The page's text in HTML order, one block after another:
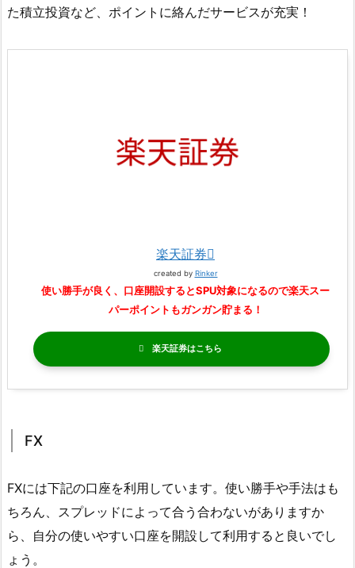
た積立投資など、ポイントに絡んだサービスが充実！
楽天証券
created by Rinker
使い勝手が良く、口座開設するとSPU対象になるので楽天スー
パーポイントもガンガン貯まる！
楽天証券
FX
FXには下記の口座を利用しています。使い勝手や手法はも
ちろん、スプレッドによって合う合わないがありますか
ら、自分の使いやすい口座を開設して利用すると良いでし
ょう。